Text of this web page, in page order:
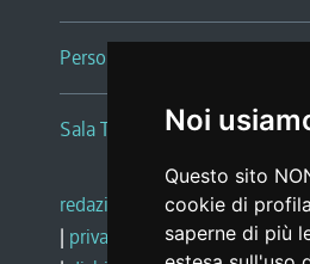
Noi
Questo sito
cookie di
saperne di più
Persone e Uffici
Sala Tiziano Tessitori
redazione web |note legali |
| privacy
social media policy